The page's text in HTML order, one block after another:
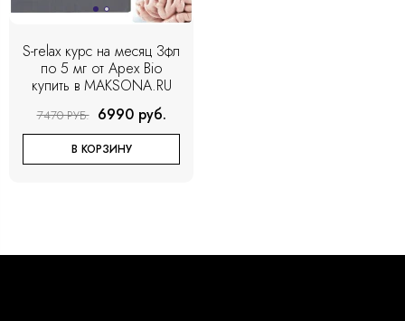
S-relax курс на месяц 3фл
по 5 мг от Apex Bio
купить в MAKSONA.RU
7470 РУБ. 6990 руб.
В КОРЗИНУ